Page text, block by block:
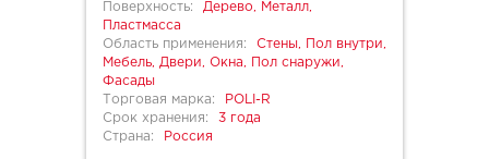
Поверхность:
Дерево, Металл,
Пластмасса
Область применения:
Стены, Пол внутри,
Мебель, Двери, Окна, Пол снаружи,
Фасады
Торговая марка:
POLI-R
Срок хранения:
3 года
Страна:
Россия